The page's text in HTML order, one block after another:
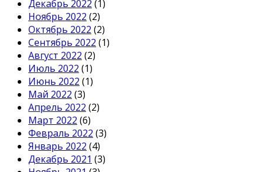
Декабрь 2022 (1)
Ноябрь 2022 (2)
Октябрь 2022 (2)
Сентябрь 2022 (1)
Август 2022 (2)
Июль 2022 (1)
Июнь 2022 (1)
Май 2022 (3)
Апрель 2022 (2)
Март 2022 (6)
Февраль 2022 (3)
Январь 2022 (4)
Декабрь 2021 (3)